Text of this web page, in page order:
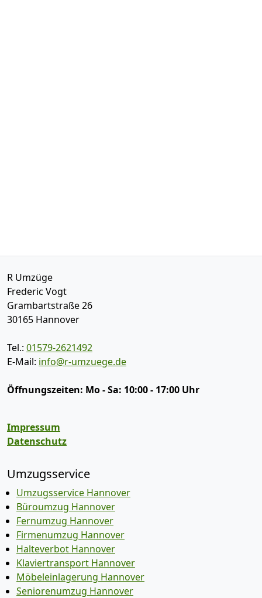
R Umzüge
Frederic Vogt
Grambartstraße 26
30165 Hannover
Tel.: 01579-2621492
E-Mail: info@r-umzuege.de
Öffnungszeiten: Mo - Sa: 10:00 - 17:00 Uhr
Impressum
Datenschutz
Umzugsservice
Umzugsservice Hannover
Büroumzug Hannover
Fernumzug Hannover
Firmenumzug Hannover
Halteverbot Hannover
Klaviertransport Hannover
Möbeleinlagerung Hannover
Seniorenumzug Hannover